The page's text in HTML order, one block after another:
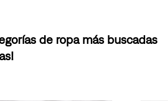
de ropa más buscadas